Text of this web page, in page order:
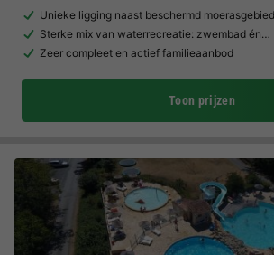
Unieke ligging naast beschermd moerasgebied
Sterke mix van waterrecreatie: zwembad én…
Zeer compleet en actief familieaanbod
Toon prijzen